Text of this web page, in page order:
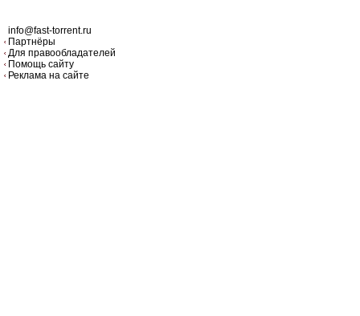
info@fast-torrent.ru
Партнёры
Для правообладателей
Помощь сайту
Реклама на сайте